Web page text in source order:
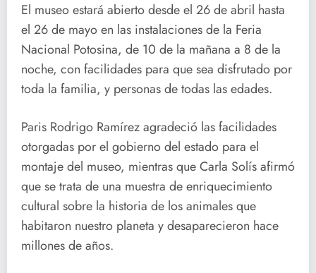
El museo estará abierto desde el 26 de abril hasta
el 26 de mayo en las instalaciones de la Feria
Nacional Potosina, de 10 de la mañana a 8 de la
noche, con facilidades para que sea disfrutado por
toda la familia, y personas de todas las edades.
Paris Rodrigo Ramírez agradeció las facilidades
otorgadas por el gobierno del estado para el
montaje del museo, mientras que Carla Solís afirmó
que se trata de una muestra de enriquecimiento
cultural sobre la historia de los animales que
habitaron nuestro planeta y desaparecieron hace
millones de años.